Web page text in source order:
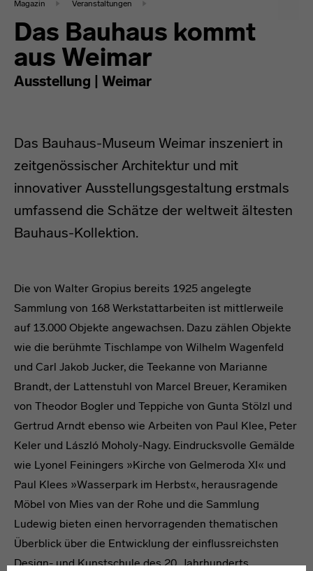
Magazin Veranstaltungen
Das Bauhaus kommt
aus Weimar
Ausstellung | Weimar
Das Bauhaus-Museum Weimar inszeniert in
zeitgenössischer Architektur und mit
innovativer Ausstellungsgestaltung erstmals
umfassend die Schätze der weltweit ältesten
Bauhaus-Kollektion.
headline
Die von Walter Gropius bereits 1925 angelegte
Sammlung von 168 Werkstattarbeiten ist mittlerweile
auf 13.000 Objekte angewachsen. Dazu zählen Objekte
wie die berühmte Tischlampe von Wilhelm Wagenfeld
und Carl Jakob Jucker, die Teekanne von Marianne
Brandt, der Lattenstuhl von Marcel Breuer, Keramiken
von Theodor Bogler und Teppiche von Gunta Stölzl und
Gertrud Arndt ebenso wie Arbeiten von Paul Klee, Peter
Keler und László Moholy-Nagy. Eindrucksvolle Gemälde
wie Lyonel Feiningers »Kirche von Gelmeroda XI« und
Paul Klees »Wasserpark im Herbst«, herausragende
Möbel von Mies van der Rohe und die Sammlung
Ludewig bieten einen hervorragenden thematischen
Überblick über die Entwicklung der einflussreichsten
Design- und Kunstschule des 20. Jahrhunderts.